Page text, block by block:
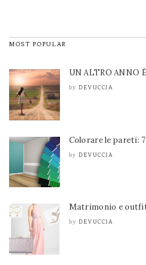
MOST POPULAR
UN ALTRO ANNO
by DEVUCCIA
Colorare le pareti:
by DEVUCCIA
Matrimonio e
by DEVUCCIA